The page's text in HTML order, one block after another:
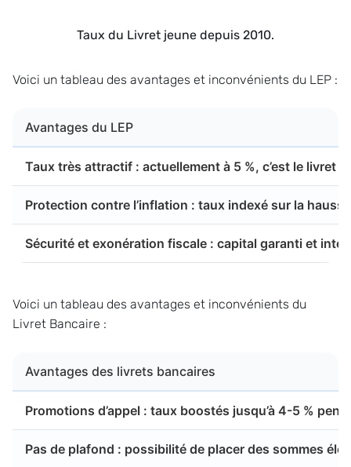
Taux du Livret jeune depuis 2010.
Voici un tableau des avantages et inconvénients du LEP :
Avantages du LEP
Taux très attractif : actuellement à 5 %, c’est le livret
Protection contre l’inflation : taux indexé sur la
Sécurité et exonération fiscale : capital garanti et
Voici un tableau des avantages et inconvénients du
Livret Bancaire :
Avantages des livrets bancaires
Promotions d’appel : taux boostés jusqu’à 4-5 %
Pas de plafond : possibilité de placer des sommes